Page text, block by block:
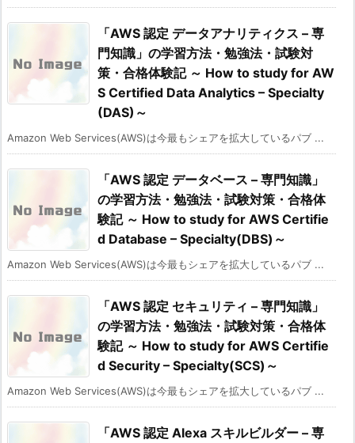
「AWS 認定 データアナリティクス – 専
門知識」の学習方法・勉強法・試験対
策・合格体験記 ～ How to study for AW
S Certified Data Analytics – Specialty
(DAS)～
Amazon Web Services(AWS)は今最もシェアを拡大しているパブ ...
「AWS 認定 データベース – 専門知識」
の学習方法・勉強法・試験対策・合格体
験記 ～ How to study for AWS Certifie
d Database – Specialty(DBS)～
Amazon Web Services(AWS)は今最もシェアを拡大しているパブ ...
「AWS 認定 セキュリティ – 専門知識」
の学習方法・勉強法・試験対策・合格体
験記 ～ How to study for AWS Certifie
d Security – Specialty(SCS)～
Amazon Web Services(AWS)は今最もシェアを拡大しているパブ ...
「AWS 認定 Alexa スキルビルダー – 専